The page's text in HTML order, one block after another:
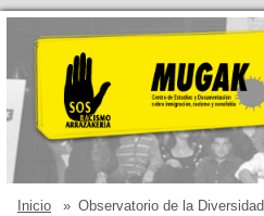
Inicio » Observatorio de la Diversidad